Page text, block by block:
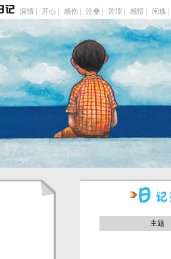
深情 | 开心 | 感伤 | 沧桑 | 苦涩 | 感悟 | 闲逸 |
主题